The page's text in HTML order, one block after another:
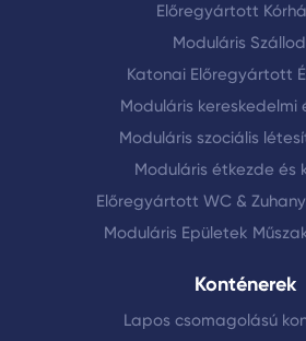
Előregyártott
Moduláris
Katonai Előregyártott
Moduláris kereskedelmi
Moduláris szociális
Moduláris étkezde és
Előregyártott WC &
Moduláris Epületek
Konténerek
Lapos csomagolású